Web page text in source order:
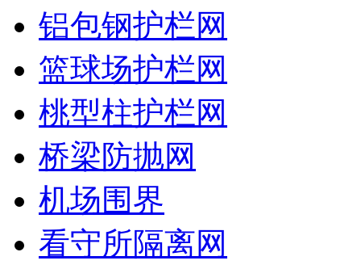
铝包钢护栏网
篮球场护栏网
桃型柱护栏网
桥梁防抛网
机场围界
看守所隔离网